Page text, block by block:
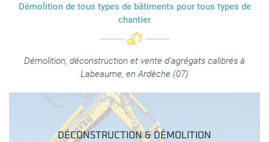
Démolition de tous types de bâtiments pour tous types de
chantier
Démolition, déconstruction et vente d’agrégats calibrés à
Labeaume, en Ardèche (07)
DÉCONSTRUCTION & DÉMOLITION